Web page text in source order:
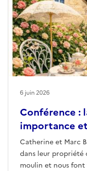
Conférence :
importance
Catherine et Marc
dans leur propriété
moulin et nous font
6 juin 2026